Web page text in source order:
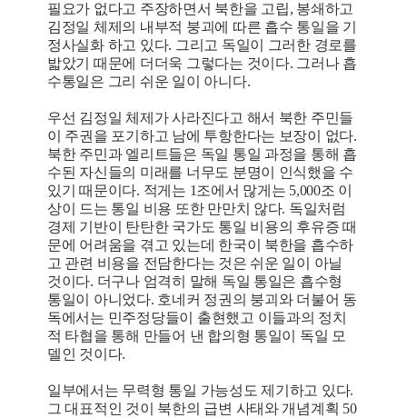
필요가 없다고 주장하면서 북한을 고립, 봉쇄하고
김정일 체제의 내부적 붕괴에 따른 흡수 통일을 기
정사실화 하고 있다. 그리고 독일이 그러한 경로를
밟았기 때문에 더더욱 그렇다는 것이다. 그러나 흡
수통일은 그리 쉬운 일이 아니다.
우선 김정일 체제가 사라진다고 해서 북한 주민들
이 주권을 포기하고 남에 투항한다는 보장이 없다.
북한 주민과 엘리트들은 독일 통일 과정을 통해 흡
수된 자신들의 미래를 너무도 분명이 인식했을 수
있기 때문이다. 적게는 1조에서 많게는 5,000조 이
상이 드는 통일 비용 또한 만만치 않다. 독일처럼
경제 기반이 탄탄한 국가도 통일 비용의 후유증 때
문에 어려움을 겪고 있는데 한국이 북한을 흡수하
고 관련 비용을 전담한다는 것은 쉬운 일이 아닐
것이다. 더구나 엄격히 말해 독일 통일은 흡수형
통일이 아니었다. 호네커 정권의 붕괴와 더불어 동
독에서는 민주정당들이 출현했고 이들과의 정치
적 타협을 통해 만들어 낸 합의형 통일이 독일 모
델인 것이다.
일부에서는 무력형 통일 가능성도 제기하고 있다.
그 대표적인 것이 북한의 급변 사태와 개념계획 50